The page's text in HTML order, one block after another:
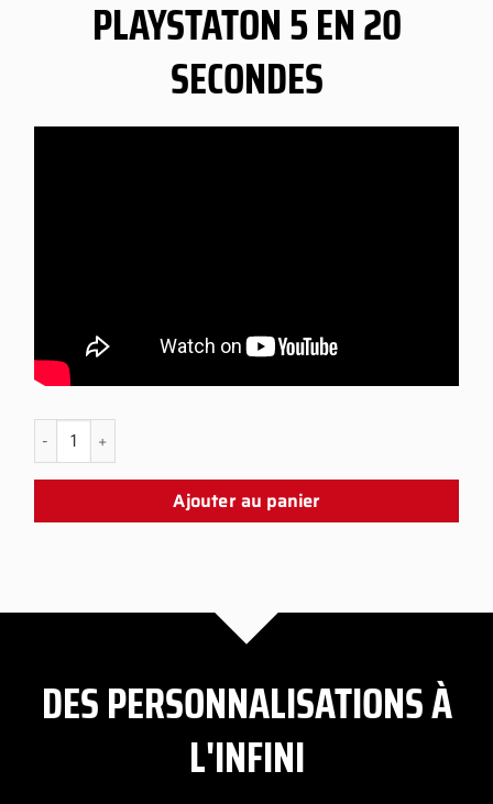
PLAYSTATON 5 EN 20
SECONDES
quantité de PS5 Adisbak Limited Snap Panel
Ajouter au panier
DES PERSONNALISATIONS À
L'INFINI